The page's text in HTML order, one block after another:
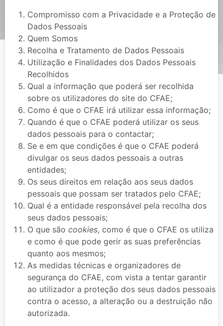
Compromisso com a Privacidade e a Proteção de
Dados Pessoais
Quem Somos
Recolha e Tratamento de Dados Pessoais
Utilização e Finalidades dos Dados Pessoais
Recolhidos
Qual a informação que poderá ser recolhida
sobre os utilizadores do site do CFAE;
Como é que o CFAE irá utilizar essa informação;
Quando é que o CFAE poderá utilizar os seus
dados pessoais para o contactar;
Se e em que condições é que o CFAE poderá
divulgar os seus dados pessoais a outras
entidades;
Os seus direitos em relação aos seus dados
pessoais que possam ser tratados pelo CFAE;
Qual é a entidade responsável pela recolha dos
seus dados pessoais;
O que são cookies, como é que o CFAE os utiliza
e como é que pode gerir as suas preferências
quanto aos mesmos;
As medidas técnicas e organizadores de
segurança do CFAE, com vista a tentar garantir
ao utilizador a proteção dos seus dados pessoais
contra o acesso, a alteração ou a destruição não
autorizada.